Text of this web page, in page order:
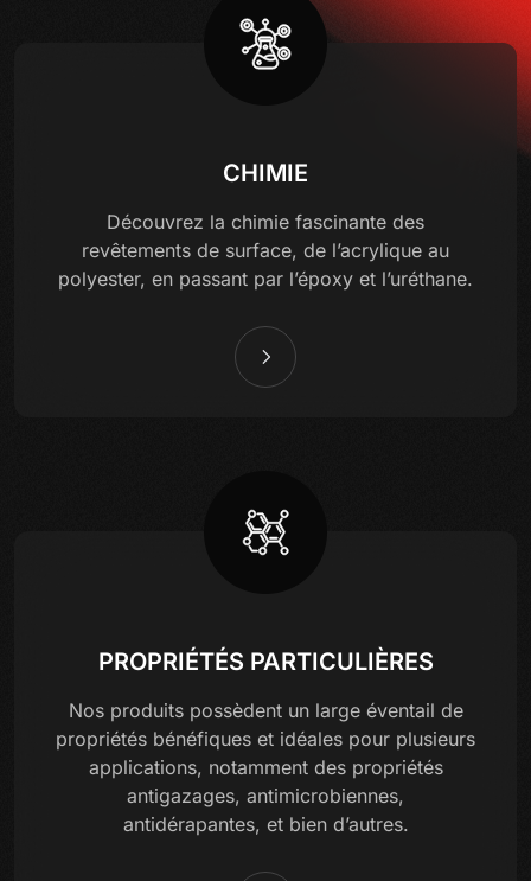
CHIMIE
Découvrez la chimie fascinante des
revêtements de surface, de l’acrylique au
polyester, en passant par l’époxy et l’uréthane.
PROPRIÉTÉS PARTICULIÈRES
Nos produits possèdent un large éventail de
propriétés bénéfiques et idéales pour plusieurs
applications, notamment des propriétés
antigazages, antimicrobiennes,
antidérapantes, et bien d’autres.